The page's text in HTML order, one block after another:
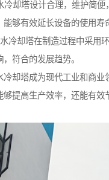
冷却塔设计合理，维护简便
够有效延长设备的使用寿
冷却塔在制造过程中采用环
符合的发展趋势。
冷却塔成为现代工业和商业
够提高生产效率，还能有效